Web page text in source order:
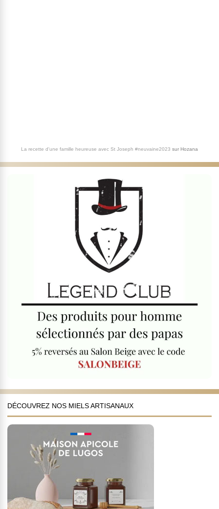
La recette d'une famille heureuse avec St Joseph #neuvaine2023 sur Hozana
DÉCOUVREZ NOS MIELS ARTISANAUX